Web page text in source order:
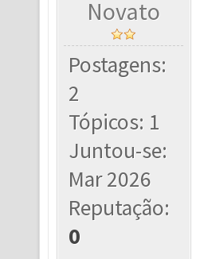
Novato
Postagens:
2
Tópicos: 1
Juntou-se:
Mar 2026
Reputação:
0